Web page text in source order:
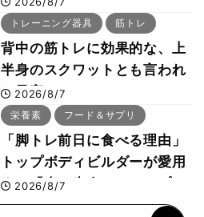
事・睡眠・呼吸の整え方
トレーニング器具 筋トレ
背中の筋トレに効果的な、上
半身のスクワットとも言われ
た最高マシン“ノーチラス・
プルオーバーマシン”とは？
2026/8/7
栄養素 フード＆サプリ
「脚トレ前日に食べる理由」
トップボディビルダーが愛用
する「米＋牛肉」のシンプル
回復メシとは？
2026/8/7